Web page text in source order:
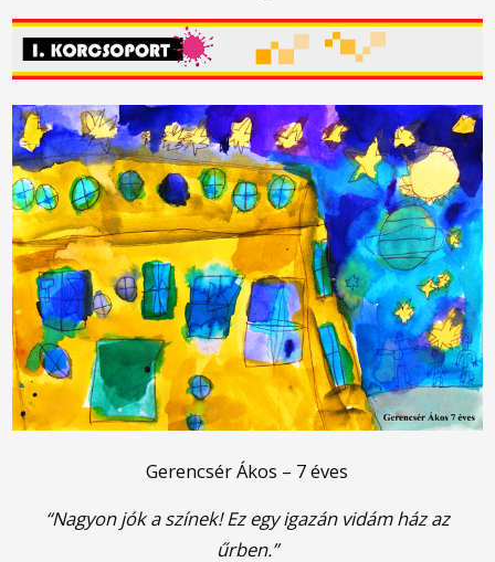
Gerencsér Ákos – 7 éves
“Nagyon jók a színek! Ez egy igazán vidám ház az
űrben.”